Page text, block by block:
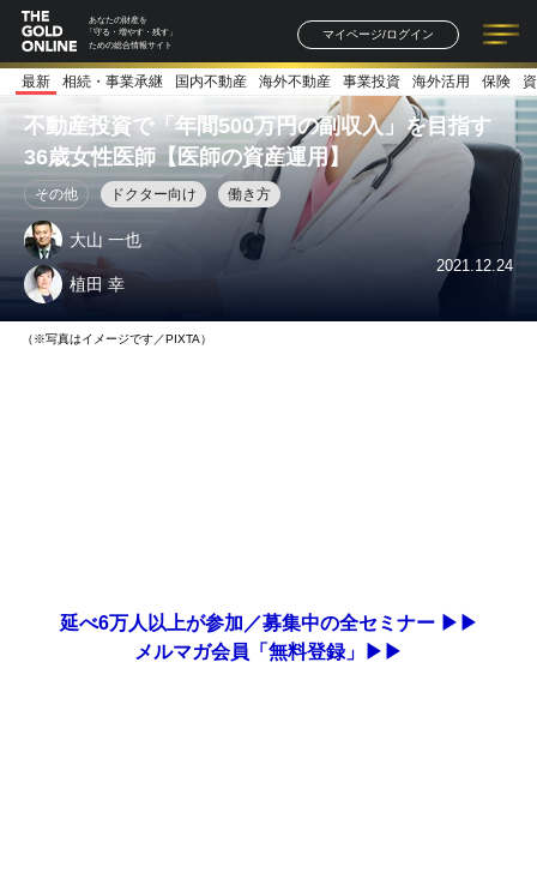
あなたの財産を
「守る・増やす・残す」
ための総合情報サイト
マイページ/ログイン
記事一覧 連載一覧
著者一覧 書籍一覧
最新 相続・事業承継 国内不動産 海外不動産 事業投資 海外活用 保険
不動産投資で「年間500万円の副収入」を目指す
36歳女性医師【医師の資産運用】
その他 ドクター向け 働き方
大山 一也
植田 幸
2021.12.24
（※写真はイメージです／PIXTA）
延べ6万人以上が参加／募集中の全セミナー ▶▶
メルマガ会員「無料登録」▶▶